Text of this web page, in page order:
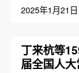
2025年1月21日
丁来杭等
届全国人